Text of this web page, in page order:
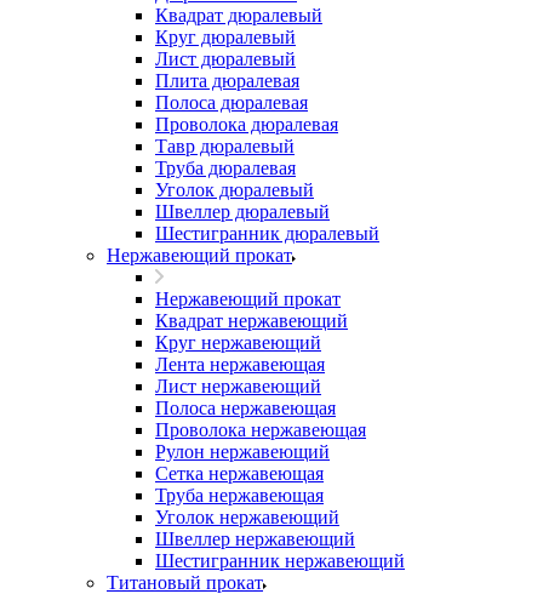
Квадрат дюралевый
Круг дюралевый
Лист дюралевый
Плита дюралевая
Полоса дюралевая
Проволока дюралевая
Тавр дюралевый
Труба дюралевая
Уголок дюралевый
Швеллер дюралевый
Шестигранник дюралевый
Нержавеющий прокат
Нержавеющий прокат
Квадрат нержавеющий
Круг нержавеющий
Лента нержавеющая
Лист нержавеющий
Полоса нержавеющая
Проволока нержавеющая
Рулон нержавеющий
Сетка нержавеющая
Труба нержавеющая
Уголок нержавеющий
Швеллер нержавеющий
Шестигранник нержавеющий
Титановый прокат